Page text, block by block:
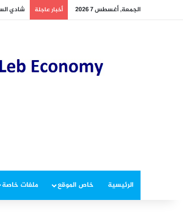
الجمعة, أغسطس 7 2026 أخبار عاجلة شادي
الرئيسية خاص الموقع ملفات خاصة